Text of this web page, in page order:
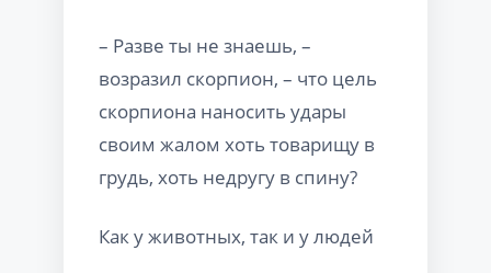
– Разве ты не знаешь, –
возразил скорпион, – что цель
скорпиона наносить удары
своим жалом хоть товарищу в
грудь, хоть недругу в спину?
Как у животных, так и у людей